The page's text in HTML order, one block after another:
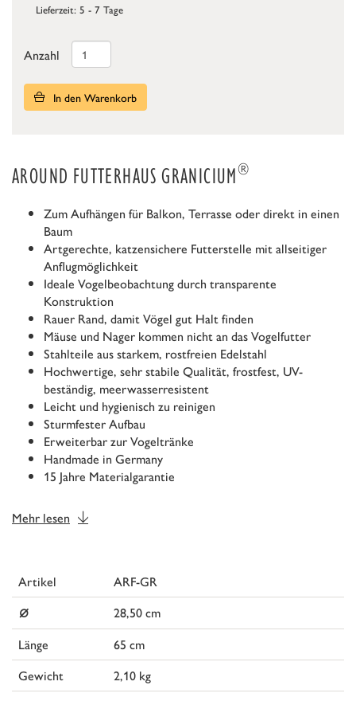
Lieferzeit: 5 - 7 Tage
Anzahl
In den Warenkorb
AROUND FUTTERHAUS GRANICIUM®
Zum Aufhängen für Balkon, Terrasse oder direkt in einen
Baum
Artgerechte, katzensichere Futterstelle mit allseitiger
Anflugmöglichkeit
Ideale Vogelbeobachtung durch transparente
Konstruktion
Rauer Rand, damit Vögel gut Halt finden
Mäuse und Nager kommen nicht an das Vogelfutter
Stahlteile aus starkem, rostfreien Edelstahl
Hochwertige, sehr stabile Qualität, frostfest, UV-
beständig, meerwasserresistent
Leicht und hygienisch zu reinigen
Sturmfester Aufbau
Erweiterbar zur Vogeltränke
Handmade in Germany
15 Jahre Materialgarantie
Mehr lesen
Artikel ARF-GR
⌀
28,50 cm
Länge
65 cm
Gewicht
2,10 kg